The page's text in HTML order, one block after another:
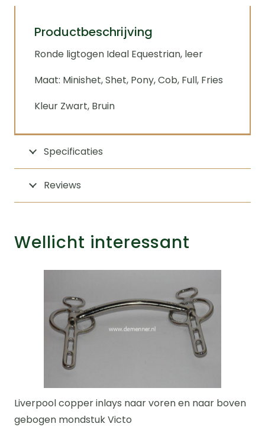
Productbeschrijving
Ronde ligtogen Ideal Equestrian, leer
Maat: Minishet, Shet, Pony, Cob, Full, Fries
Kleur Zwart, Bruin
Specificaties
Reviews
Wellicht interessant
Liverpool copper inlays naar voren en naar boven
gebogen mondstuk Victo